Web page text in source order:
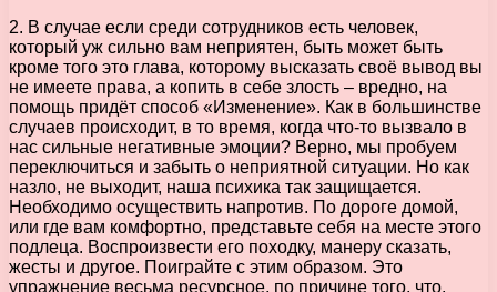
2. В случае если среди сотрудников есть человек,
который уж сильно вам неприятен, быть может быть
кроме того это глава, которому высказать своё вывод вы
не имеете права, а копить в себе злость – вредно, на
помощь придёт способ «Изменение». Как в большинстве
случаев происходит, в то время, когда что-то вызвало в
нас сильные негативные эмоции? Верно, мы пробуем
переключиться и забыть о неприятной ситуации. Но как
назло, не выходит, наша психика так защищается.
Необходимо осуществить напротив. По дороге домой,
или где вам комфортно, представьте себя на месте этого
подлеца. Воспроизвести его походку, манеру сказать,
жесты и другое. Поиграйте с этим образом. Это
упражнение весьма ресурсное, по причине того, что,